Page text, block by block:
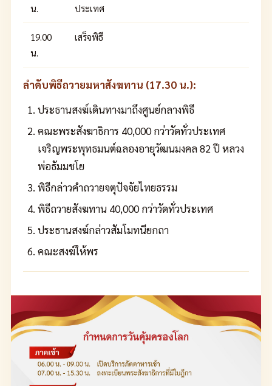
น. ประเทศ
19.00
น.
เสร็จพิธี
ลำดับพิธีถวายมหาสังฆทาน (17.30 น.):
ประธานสงฆ์เดินทางมาถึงศูนย์กลางพิธี
คณะพระสังฆาธิการ 40,000 กว่าวัดทั่วประเทศ
เจริญพระพุทธมนต์ฉลองอายุวัฒนมงคล 82 ปี หลวง
พ่อธัมมชโย
พิธีกล่าวคำถวายจตุปัจจัยไทยธรรม
พิธีถวายสังฆทาน 40,000 กว่าวัดทั่วประเทศ
ประธานสงฆ์กล่าวสัมโมทนียกถา
คณะสงฆ์ให้พร